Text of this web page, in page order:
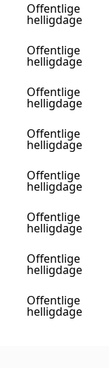
Offentlige
helligdage
Offentlige
helligdage
Offentlige
helligdage
Offentlige
helligdage
Offentlige
helligdage
Offentlige
helligdage
Offentlige
helligdage
Offentlige
helligdage